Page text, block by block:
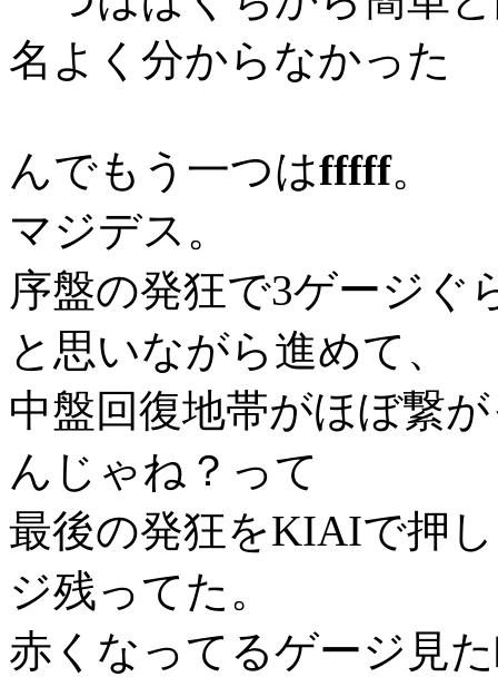
名よく分からなかった
んでもう一つはfffff。
マジデス。
序盤の発狂で3ゲージぐ
と思いながら進めて、
中盤回復地帯がほぼ繋
んじゃね？って
最後の発狂をKIAIで押
ジ残ってた。
赤くなってるゲージ見